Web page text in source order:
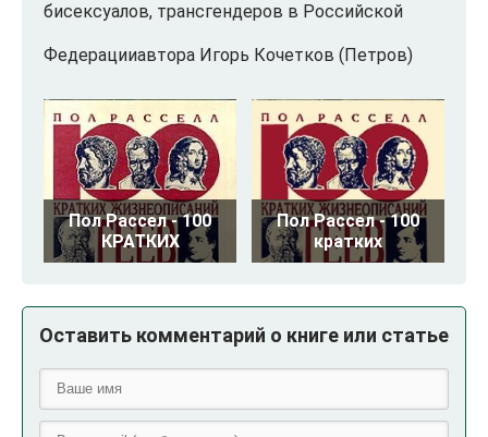
бисексуалов, трансгендеров в Российской
Федерацииавтора Игорь Кочетков (Петров)
Пол Рассел - 100
КРАТКИХ
Пол Рассел - 100
кратких
Оставить комментарий о книге или статье